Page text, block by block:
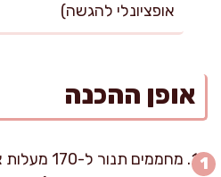
אופציונלי להגשה)
אופן ההכנה
מחממים תנור